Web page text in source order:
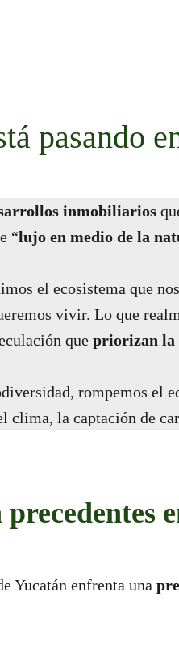
pasando
inmobiliarios
“lujo en medio de la
el ecosistema que
vivir. Lo que
que priorizan la
rompemos el
clima, la captación de
Yucatán enfrenta una